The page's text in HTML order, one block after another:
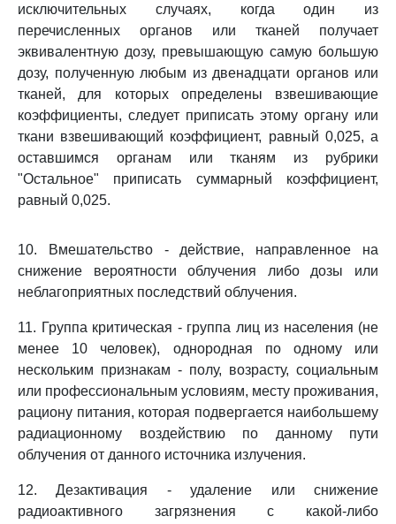
исключительных случаях, когда один из
перечисленных органов или тканей получает
эквивалентную дозу, превышающую самую большую
дозу, полученную любым из двенадцати органов или
тканей, для которых определены взвешивающие
коэффициенты, следует приписать этому органу или
ткани взвешивающий коэффициент, равный 0,025, а
оставшимся органам или тканям из рубрики
"Остальное" приписать суммарный коэффициент,
равный 0,025.
10. Вмешательство - действие, направленное на
снижение вероятности облучения либо дозы или
неблагоприятных последствий облучения.
11. Группа критическая - группа лиц из населения (не
менее 10 человек), однородная по одному или
нескольким признакам - полу, возрасту, социальным
или профессиональным условиям, месту проживания,
рациону питания, которая подвергается наибольшему
радиационному воздействию по данному пути
облучения от данного источника излучения.
12. Дезактивация - удаление или снижение
радиоактивного загрязнения с какой-либо